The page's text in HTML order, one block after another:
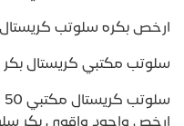
ارخص بكره سلوتب
سلوتب مكتبي كريستال
ارخص واجود واقوى بكر